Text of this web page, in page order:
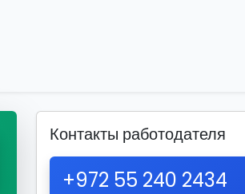
Контакты работодателя
+972 55 240 2434